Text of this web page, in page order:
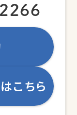
こちら